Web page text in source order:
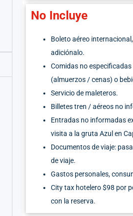
No Incluye
Boleto aéreo internaciona l,
adiciónalo.
Comidas no
(almuerzos / cenas) o
Servicio de maleteros.
Billetes tren / aéreos no
Entradas no informadas
visita a la gruta Azul en
Documentos de viaje: p
de viaje.
Gastos personales,
City tax hotelero $98 por
con la reserva.